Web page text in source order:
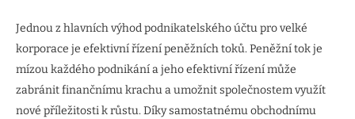
Jednou z hlavních výhod podnikatelského účtu pro velké
korporace je efektivní řízení peněžních toků. Peněžní tok je
mízou každého podnikání a jeho efektivní řízení může
zabránit finančnímu krachu a umožnit společnostem využít
nové příležitosti k růstu. Díky samostatnému obchodnímu